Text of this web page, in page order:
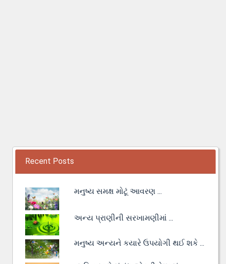
Recent Posts
મનુષ્ય સમક્ષ મોટૂં આવરણ ...
અન્ય પ્રાણીની સરખામણીમાં ...
મનુષ્ય અન્યને કયારે ઉપયોગી થઈ શકે ...